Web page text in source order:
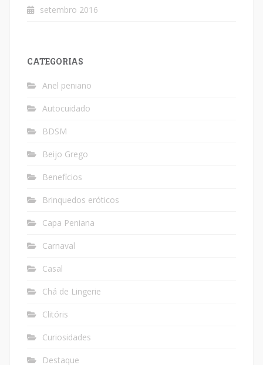
setembro 2016
CATEGORIAS
Anel peniano
Autocuidado
BDSM
Beijo Grego
Benefícios
Brinquedos eróticos
Capa Peniana
Carnaval
Casal
Chá de Lingerie
Clitóris
Curiosidades
Destaque